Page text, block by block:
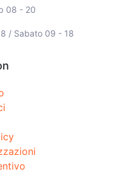
08 - 20
/ Sabato 09 - 18